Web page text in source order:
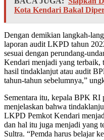
Kota Kendari Bakal
Dengan demikian langkah-
laporan audit LKPD tahun
sesuai dengan perundang-
Kendari menjadi yang terbaik,
hasil tindaklanjut atau audit
tahun-tahun sebelumnya,”
Sementara itu, kepala BPK
menjelaskan bahwa
LKPD Pemkot Kendari
dan hal itu juga menjadi yang
Sultra. “Pemda harus belajar